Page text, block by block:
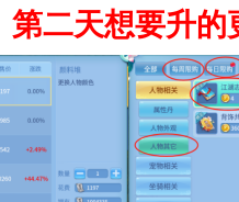
第二天想要升的